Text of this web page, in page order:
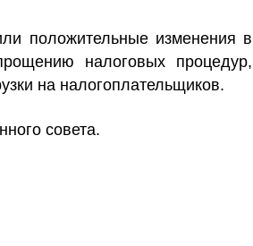
положительные изменения в
налоговых процедур,
на налогоплательщиков.
совета.